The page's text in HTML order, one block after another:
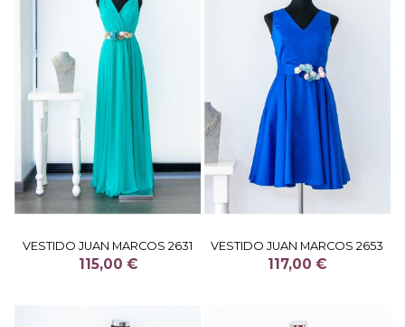
VESTIDO JUAN MARCOS 2631
115,00 €
VESTIDO JUAN MARCOS 2653
117,00 €